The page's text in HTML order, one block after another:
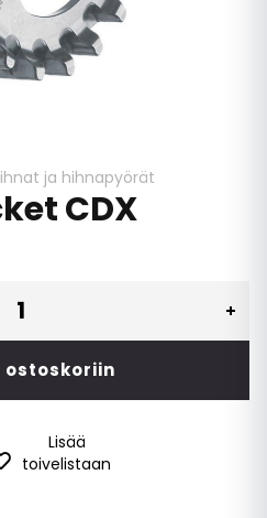
ja hihnapyörät
CDX
ostoskoriin
Lisää
toivelistaan